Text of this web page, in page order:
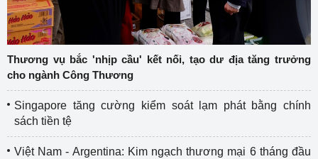
Thương vụ bắc 'nhịp cầu' kết nối, tạo dư địa tăng trưởng
cho ngành Công Thương
Singapore tăng cường kiểm soát lạm phát bằng chính
sách tiền tệ
Việt Nam - Argentina: Kim ngạch thương mại 6 tháng đầu